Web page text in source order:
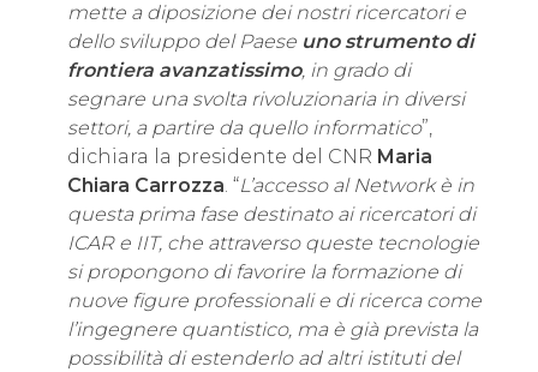
mette a diposizione dei nostri ricercatori e
dello sviluppo del Paese uno strumento di
frontiera avanzatissimo, in grado di
segnare una svolta rivoluzionaria in diversi
settori, a partire da quello informatico”,
dichiara la presidente del CNR Maria
Chiara Carrozza. “L’accesso al Network è in
questa prima fase destinato ai ricercatori di
ICAR e IIT, che attraverso queste tecnologie
si propongono di favorire la formazione di
nuove figure professionali e di ricerca come
l’ingegnere quantistico, ma è già prevista la
possibilità di estenderlo ad altri istituti del